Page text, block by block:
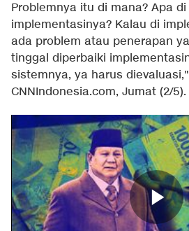
Problemnya itu di mana? Apa
implementasinya? Kalau di
ada problem atau penerapan
tinggal diperbaiki
sistemnya, ya harus
CNNIndonesia.com, Jumat (2/5).